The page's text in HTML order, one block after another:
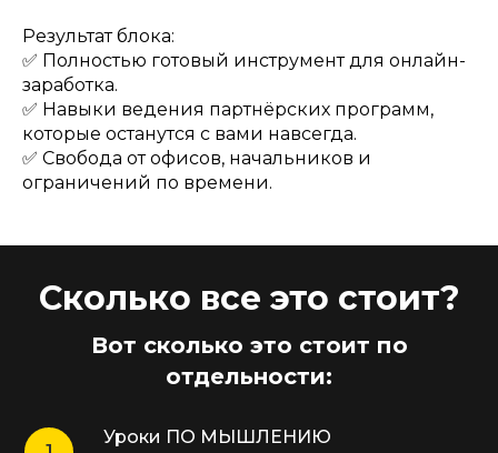
Результат блока:
✅ Полностью готовый инструмент для онлайн-
заработка.
✅ Навыки ведения партнёрских программ,
которые останутся с вами навсегда.
✅ Свобода от офисов, начальников и
ограничений по времени.
Сколько все это стоит?
Вот сколько это стоит по
отдельности:
Уроки ПО МЫШЛЕНИЮ